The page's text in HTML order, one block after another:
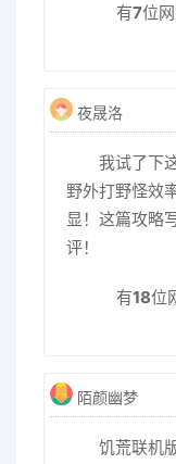
有7位
夜晟洛
我试了下
野外打野怪效
显！这篇攻略
评！
有18位
陌颜幽梦
饥荒联机